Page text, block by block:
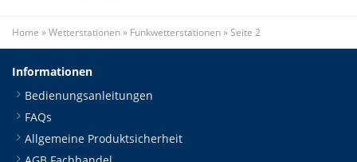
Home »Wetterstationen» Funkwetterstationen»Seite 2
Informationen
Bedienungsanleitungen
FAQs
Allgemeine Produktsicherheit